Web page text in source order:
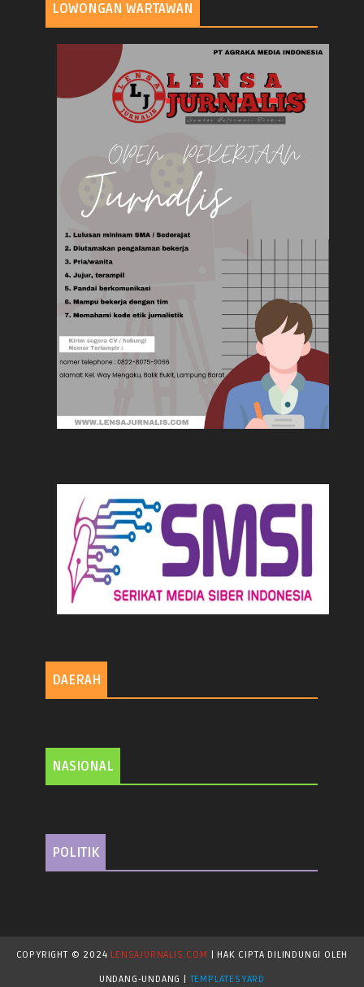
LOWONGAN WARTAWAN
DAERAH
NASIONAL
POLITIK
COPYRIGHT © 2024 LENSAJURNALIS.COM
| HAK CIPTA DILINDUNGI OLEH
UNDANG-UNDANG |TEMPLATESYARD